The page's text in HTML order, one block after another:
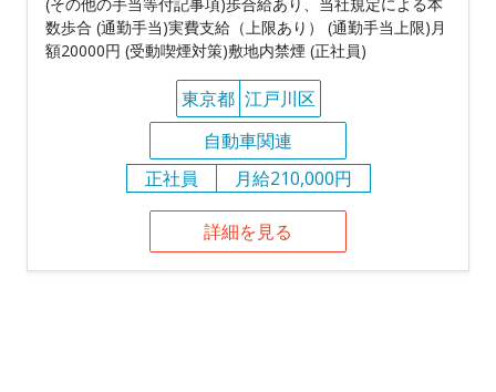
数歩合 (通勤手当)実費支給（上限あり） (通勤手当上限)月
額20000円 (受動喫煙対策)敷地内禁煙 (正社員)
東京都 江戸川区
自動車関連
正社員
月給210,000円
詳細を見る